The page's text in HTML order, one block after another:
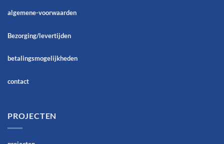
algemene-voorwaarden
Bezorging/levertijden
betalingsmogelijkheden
contact
PROJECTEN